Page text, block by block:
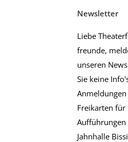
Newsletter
Liebe
freunde,
unseren
Sie keine
Freikarten für
Aufführungen
Jahnhalle